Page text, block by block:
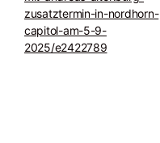
zusatztermin-in-nordhorn-
capitol-am-5-9-
2025/e2422789